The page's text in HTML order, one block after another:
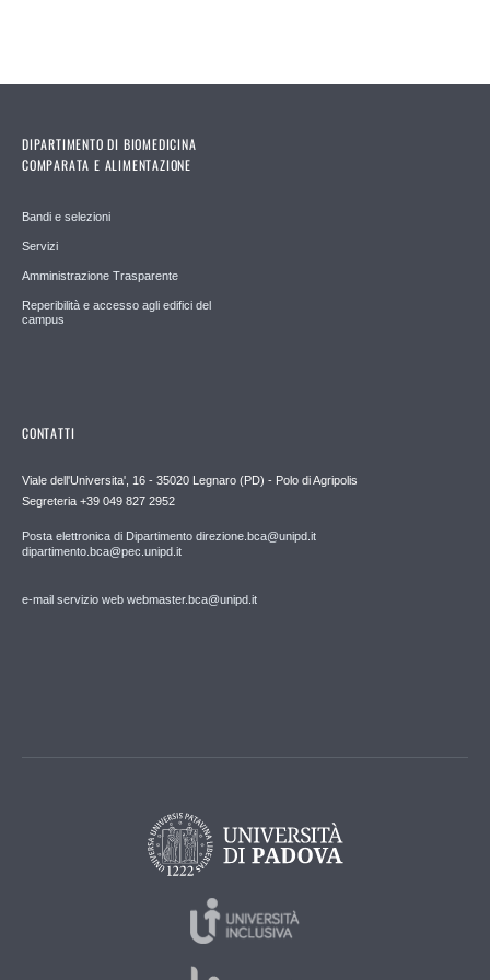
DIPARTIMENTO DI BIOMEDICINA
COMPARATA E ALIMENTAZIONE
Bandi e selezioni
Servizi
Amministrazione Trasparente
Reperibilità e accesso agli edifici del
campus
CONTATTI
Viale dell'Universita', 16 - 35020 Legnaro (PD) - Polo di Agripolis
Segreteria +39 049 827 2952
Posta elettronica di Dipartimento direzione.bca@unipd.it
dipartimento.bca@pec.unipd.it
e-mail servizio web webmaster.bca@unipd.it